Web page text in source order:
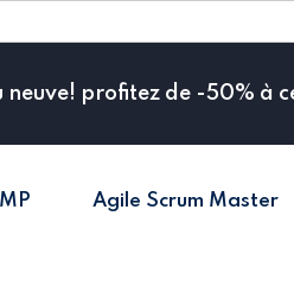
profitez de -50% à
Agile Scrum Master